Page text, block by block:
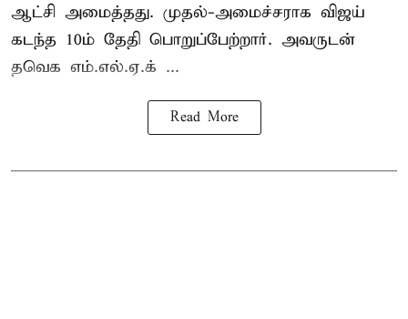
ஆட்சி அமைத்தது. முதல்-அமைச்சராக விஜய்
கடந்த 10ம் தேதி பொறுப்பேற்றார். அவருடன்
தவெக எம்.எல்.ஏ.க் ...
Read More